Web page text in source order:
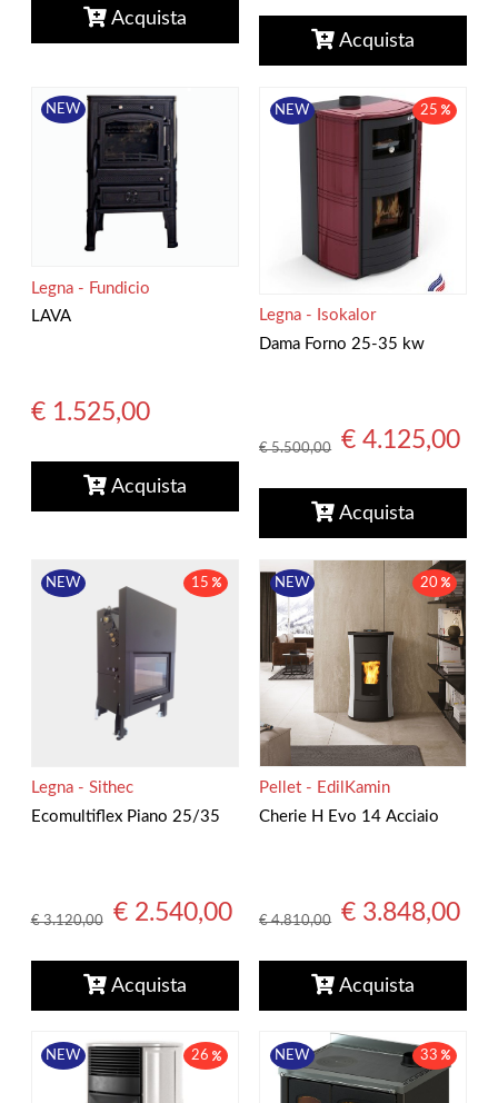
Acquista
Acquista
NEW
LAVA
Legna - Fundicio
€ 1.525,00
Acquista
NEW 25
Dama Forno 25-35 kw
Legna - Isokalor
€ 5.500,00 € 4.125,00
Acquista
NEW 15
Ecomultiflex Piano 25/35
Legna - Sithec
€ 3.120,00 € 2.540,00
Acquista
NEW 20
Cherie H Evo 14 Acciaio
Pellet - EdilKamin
€ 4.810,00 € 3.848,00
Acquista
NEW 26 NEW 33